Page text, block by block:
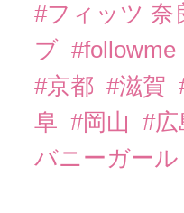
#フィッツ 奈
ブ #followme
#京都 #滋賀
阜 #岡山 #広
バニーガール